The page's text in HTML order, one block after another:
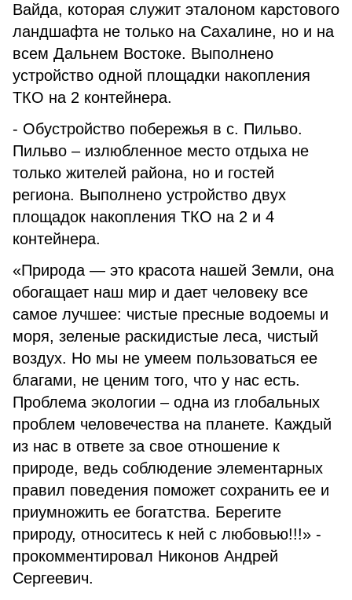
Вайда, которая служит эталоном карстового
ландшафта не только на Сахалине, но и на
всем Дальнем Востоке. Выполнено
устройство одной площадки накопления
ТКО на 2 контейнера.
- Обустройство побережья в с. Пильво.
Пильво – излюбленное место отдыха не
только жителей района, но и гостей
региона. Выполнено устройство двух
площадок накопления ТКО на 2 и 4
контейнера.
«Природа — это красота нашей Земли, она
обогащает наш мир и дает человеку все
самое лучшее: чистые пресные водоемы и
моря, зеленые раскидистые леса, чистый
воздух. Но мы не умеем пользоваться ее
благами, не ценим того, что у нас есть.
Проблема экологии – одна из глобальных
проблем человечества на планете. Каждый
из нас в ответе за свое отношение к
природе, ведь соблюдение элементарных
правил поведения поможет сохранить ее и
приумножить ее богатства. Берегите
природу, относитесь к ней с любовью!!!» -
прокомментировал Никонов Андрей
Сергеевич.